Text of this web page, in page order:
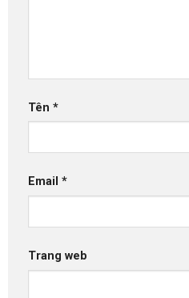
Tên *
Email *
Trang web